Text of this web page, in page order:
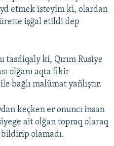
etmek isteyim ki, olardan
işğal etildi dep
tasdiqaly ki, Qırım Rusiye
olğanı aqta fikir
bağlı malümat yañlıştır.
keçken er onuncı insan
ait olğan topraq olaraq
bildirip olamadı.